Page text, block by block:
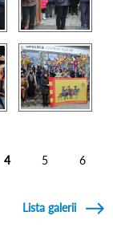
4 5
6
Lista galerii